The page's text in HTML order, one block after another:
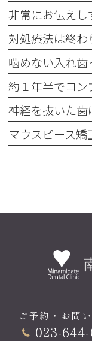
噛めない入れ歯
ご予約・お問
023-